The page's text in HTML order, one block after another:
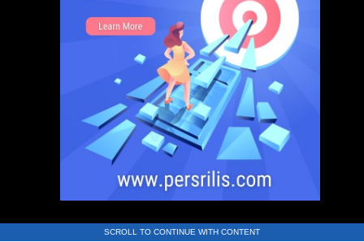
SCROLL TO CONTINUE WITH CONTENT